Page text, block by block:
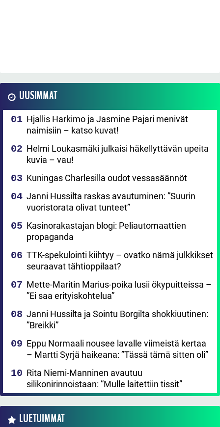
UUSIMMAT
Hjallis Harkimo ja Jasmine Pajari menivät
naimisiin – katso kuvat!
Helmi Loukasmäki julkaisi häkellyttävän upeita
kuvia – vau!
Kuningas Charlesilla oudot vessasäännöt
Janni Hussilta raskas avautuminen: ”Suurin
vuoristorata olivat tunteet”
Kasinorakastajan blogi: Peliautomaattien
propaganda
TTK-spekulointi kiihtyy – ovatko nämä julkkikset
seuraavat tähtioppilaat?
Mette-Maritin Marius-poika lusii ökypuitteissa –
”Ei saa erityiskohtelua”
Janni Hussilta ja Sointu Borgilta shokkiuutinen:
”Breikki”
Eppu Normaali nousee lavalle viimeistä kertaa
– Martti Syrjä haikeana: ”Tässä tämä sitten oli”
Rita Niemi-Manninen avautuu
silikonirinnoistaan: ”Mulle laitettiin tissit”
LUETUIMMAT